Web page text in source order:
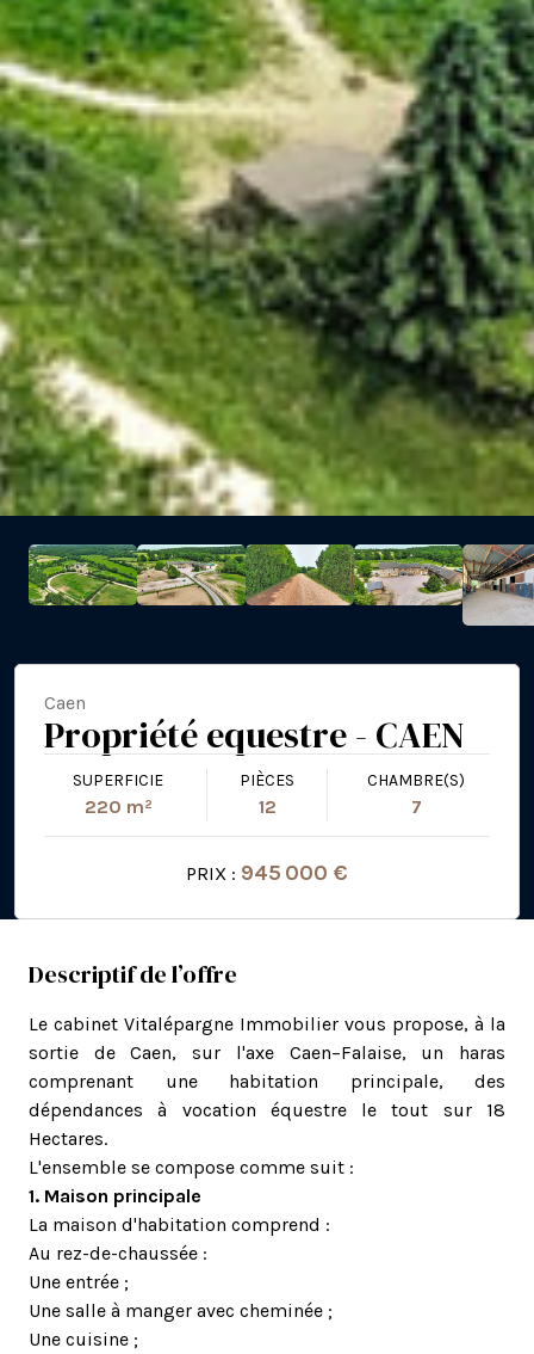
Caen
Propriété equestre - CAEN
SUPERFICIE
220 m²
PIÈCES
12
CHAMBRE(S)
7
PRIX : 945 000 €
Descriptif de l’offre
Le cabinet Vitalépargne Immobilier vous propose, à la
sortie de Caen, sur l'axe Caen–Falaise, un haras
comprenant une habitation principale, des
dépendances à vocation équestre le tout sur 18
Hectares.
L'ensemble se compose comme suit :
1. Maison principale
La maison d'habitation comprend :
Au rez-de-chaussée :
Une entrée ;
Une salle à manger avec cheminée ;
Une cuisine ;